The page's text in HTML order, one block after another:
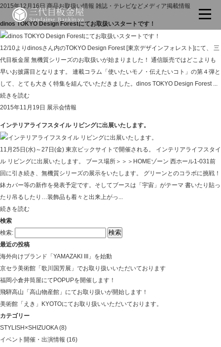
2015年12月16日 商品お取扱い情報 雑誌・テレビなどメディア掲載情報
dinos TOKYO Design Forestにてお取扱いスタートです！
12/10よりdinosさん内のTOKYO Design Forest [東京デザインフォレスト]にて、 三
代目板金屋 無機質シリーズのお取扱いが始まりました！ 通信販売ではどこよりも
早いお披露目となります。 連載コラム「使いたいモノ・伝えたいコト」の第４弾と
して、とても大きく特集を組んでいただきました。dinos TOKYO Design Forest ...
続きを読む
2015年11月19日 展示会情報
インテリアライフスタイル リビングに出展いたします。
11月25日(水)～27日(金) 東京ビックサイトで開催される。 インテリアライフスタイ
ル リビングに出展いたします。 ブース場所＞＞＞HOMEゾーン 西ホール1-031前
回に引き続き、無機質シリーズの展示をいたします。 グリーンとのコラボに挑戦！
鉢カバー等の新作を発表予定です。そしてブースは「宇宙」がテーマ 書いたり貼っ
たり吊るしたり…装飾品も着々と出来上がっ...
続きを読む
検索
検索:
最近の投稿
海外向けブランド「YAMAZAKI III」を始動
京セラ美術館「歌川国芳展」でお取り扱いいただいております
福岡小倉井筒屋にてPOPUPを開催します！
飛騨高山「高山物産館」にてお取り扱いが開始します！
美術館「えき」KYOTOにてお取り扱いいただいております。
カテゴリー
STYLISH×SHIZUOKA(8)
イベント開催・出演情報 (16)